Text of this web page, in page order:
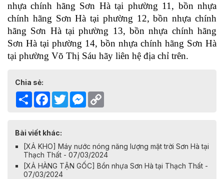
nhựa chính hãng Sơn Hà tại phường 11, bồn nhựa
chính hãng Sơn Hà tại phường 12, bồn nhựa chính
hãng Sơn Hà tại phường 13, bồn nhựa chính hãng
Sơn Hà tại phường 14, bồn nhựa chính hãng Sơn Hà
tại phường Võ Thị Sáu hãy liên hệ địa chỉ trên.
Chia sẻ:
Share Facebook
TwitterMessenger
Bài viết khác:
[XẢ KHO] Máy nước nóng năng lượng mặt trời Sơn Hà tại
Thạch Thất - 07/03/2024
[XẢ HÀNG TẬN GỐC] Bồn nhựa Sơn Hà tại Thạch Thất -
07/03/2024